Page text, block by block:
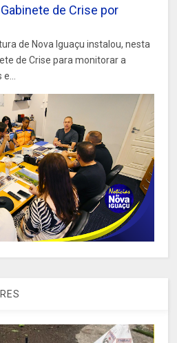
de Crise por
de Nova Iguaçu instalou, nesta
de Crise para monitorar a